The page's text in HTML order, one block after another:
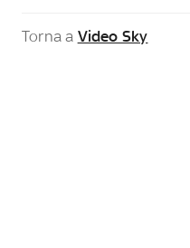
Torna a Video Sky